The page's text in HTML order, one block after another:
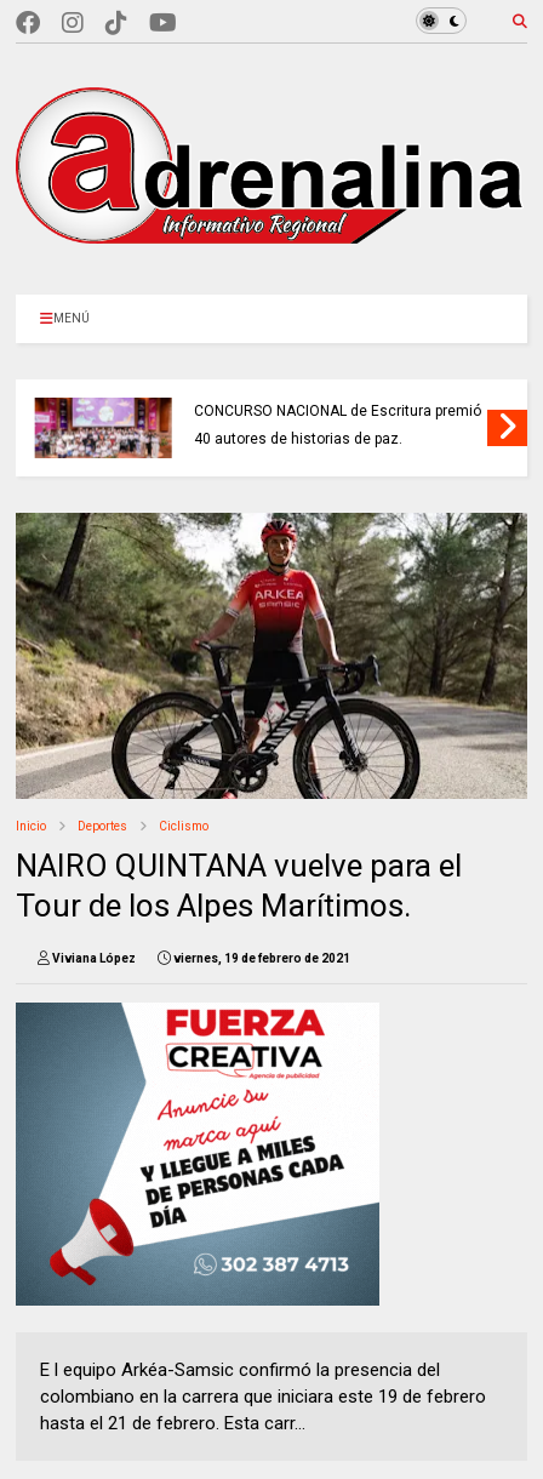
MENÚ
CONCURSO NACIONAL de Escritura premió
40 autores de historias de paz.
Inicio Deportes Ciclismo
NAIRO QUINTANA vuelve para el
Tour de los Alpes Marítimos.
Viviana López viernes, 19 de febrero de 2021
E l equipo Arkéa-Samsic confirmó la presencia del
colombiano en la carrera que iniciara este 19 de febrero
hasta el 21 de febrero. Esta carr...